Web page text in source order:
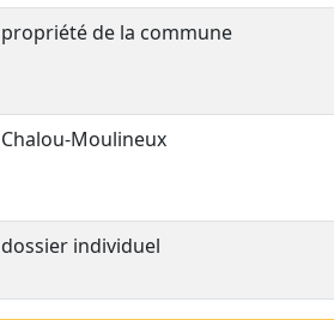
propriété de la commune
Chalou-Moulineux
dossier individuel